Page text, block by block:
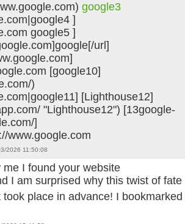
google3
]
google5 ]
url]
[google10]
)
[Lighthouse12]
"Lighthouse12") [13google-
]
www.google.com
2026 11:50:08
I found your website
I am surprised why this twist of fate
took place in advance! I bookmarked